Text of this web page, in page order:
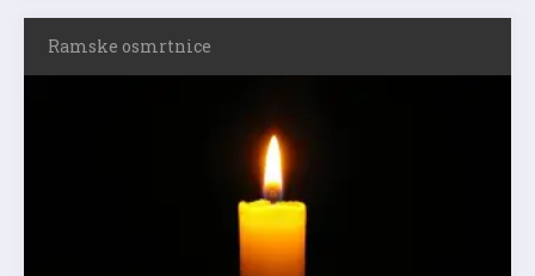
Ramske osmrtnice